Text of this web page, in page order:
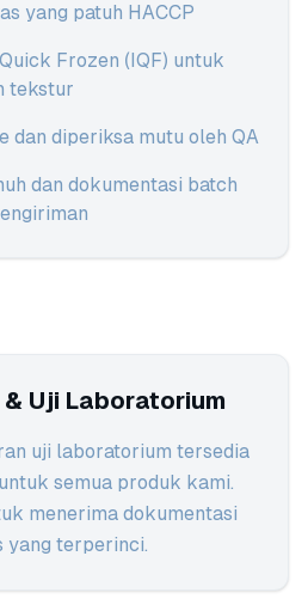
yang patuh HACCP
Frozen (IQF) untuk
tekstur
dan diperiksa mutu oleh QA
dan dokumentasi batch
Uji Laboratorium
uji laboratorium tersedia
semua produk kami.
menerima dokumentasi
yang terperinci.